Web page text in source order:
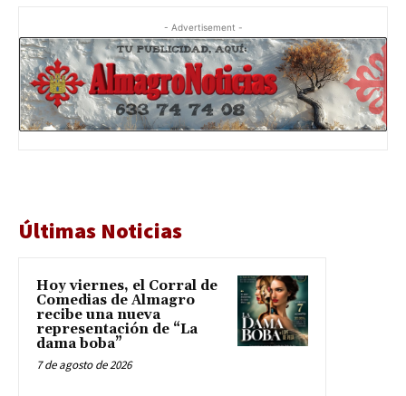
- Advertisement -
Últimas Noticias
Hoy viernes, el Corral de
Comedias de Almagro
recibe una nueva
representación de “La
dama boba”
7 de agosto de 2026